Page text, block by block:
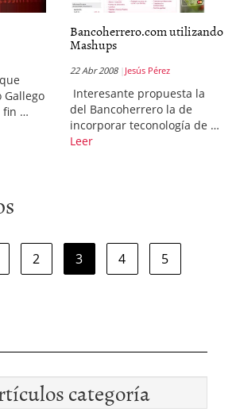
Gallego
fin …
Bancoherrero.com utilizando
Mashups
22 Abr 2008 Jesús Pérez
Interesante propuesta la
del Bancoherrero la de
incorporar teconología de …
Leer
2 3 4 5
categoría